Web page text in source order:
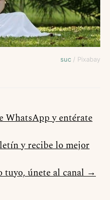
suc / Pixabay
WhatsApp y entérate
y recibe lo mejor
tuyo, únete al canal →